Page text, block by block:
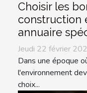
Choisir les
construction
annuaire
Jeudi 22 février
Dans une époque
l'environnement
choix...